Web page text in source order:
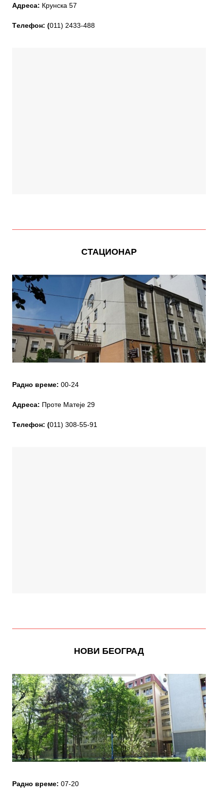
Адреса: Крунска 57
Tелефон: (011) 2433-488
СТАЦИОНАР
Радно време: 00-24
Адреса: Проте Матеје 29
Tелефон: (011) 308-55-91
НОВИ БЕОГРАД
Радно време: 07-20